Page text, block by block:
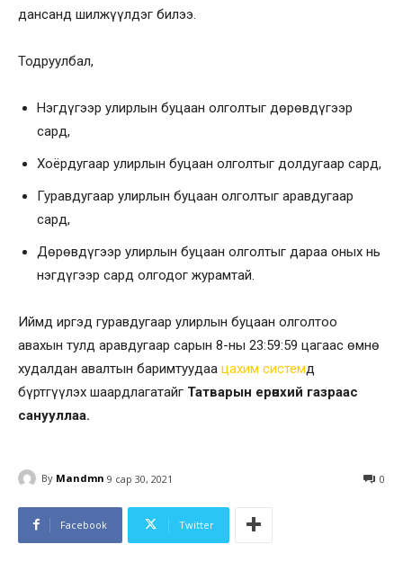
дансанд шилжүүлдэг билээ.
Тодруулбал,
Нэгдүгээр улирлын буцаан олголтыг дөрөвдүгээр
сард,
Хоёрдугаар улирлын буцаан олголтыг долдугаар сард,
Гуравдугаар улирлын буцаан олголтыг аравдугаар
сард,
Дөрөвдүгээр улирлын буцаан олголтыг дараа оных нь
нэгдүгээр сард олгодог журамтай.
Иймд иргэд гуравдугаар улирлын буцаан олголтоо
авахын тулд аравдугаар сарын 8-ны 23:59:59 цагаас өмнө
худалдан авалтын баримтуудаа цахим системд
бүртгүүлэх шаардлагатайг Татварын ерөнхий газраас
санууллаа.
By Mandmn 9 сар 30, 2021 0
Facebook Twitter